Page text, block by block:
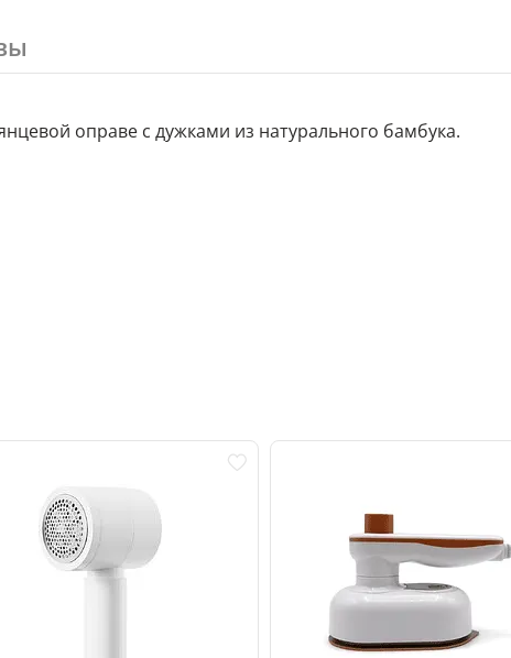
оправе с дужками из натурального бамбука.